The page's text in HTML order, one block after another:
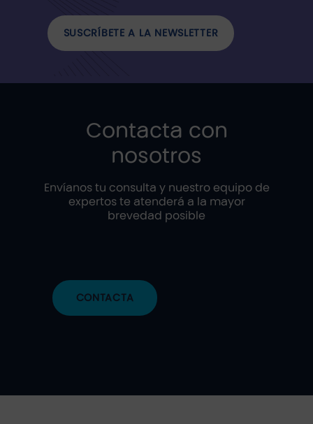
SUSCRÍBETE A LA NEWSLETTER
Contacta con
nosotros
Envíanos tu consulta y nuestro equipo de
expertos te atenderá a la mayor
brevedad posible
CONTACTA